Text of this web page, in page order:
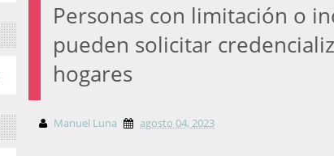
Personas con limitación o
pueden solicitar
hogares
Manuel Luna agosto 04, 2023